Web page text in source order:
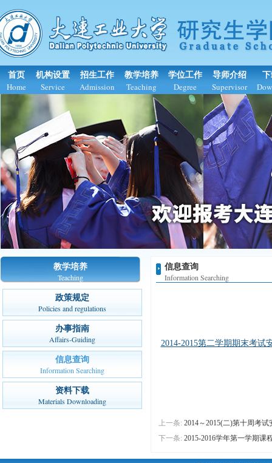
首页
Home
机构设置
Service
招生工作
Admission
教学培养
Teaching
学位工作
Degree
导师介绍
Supervisor
教学培养
Teaching
政策规定
Policies and regulations
办事指南
Affairs-Guiding
信息查询
Information Searching
资料下载
Materials Downloading
信息查询
Information Searching
2014-2015第二学期期末考试
上一条: 2014～2015(二)第十周考试
下一条: 2015-2016学年第一学期课